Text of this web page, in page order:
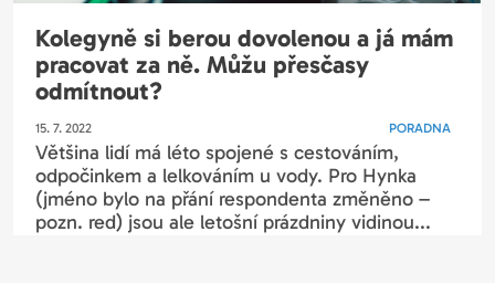
Kolegyně si berou dovolenou a já mám
pracovat za ně. Můžu přesčasy
odmítnout?
15. 7. 2022 PORADNA
Většina lidí má léto spojené s cestováním,
odpočinkem a lelkováním u vody. Pro Hynka
(jméno bylo na přání respondenta změněno –
pozn. red) jsou ale letošní prázdniny vidinou...